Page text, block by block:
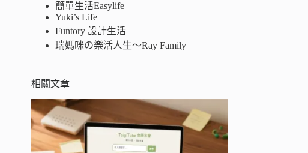
簡單生活Easylife
Yuki’s Life
Funtory 設計生活
瑞媽咪の樂活人生～Ray Family
相關文章